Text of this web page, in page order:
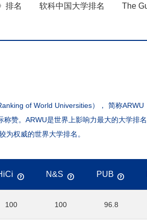
排名 软科中国大学排名
The
of World Universities）， 简称
赞。ARWU是世界上影响力最大的大学排
权威的世界大学排名。
N&S PUB
100 100 96.8